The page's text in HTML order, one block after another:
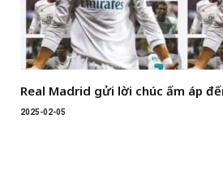
Real Madrid gửi lời chúc ấm áp
2025-02-05